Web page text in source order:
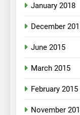
January 2018
December
June 2015
March 2015
February 2015
November